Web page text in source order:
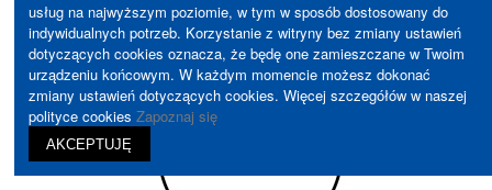
usług na najwyższym poziomie, w tym w sposób dostosowany do
indywidualnych potrzeb. Korzystanie z witryny bez zmiany ustawień
dotyczących cookies oznacza, że będę one zamieszczane w Twoim
urządzeniu końcowym. W każdym momencie możesz dokonać
zmiany ustawień dotyczących cookies. Więcej szczegółów w naszej
polityce cookies Zapoznaj się
AKCEPTUJĘ